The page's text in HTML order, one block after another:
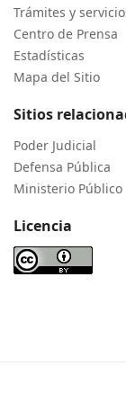
Trámites y
Centro de Prensa
Estadísticas
Mapa del Sitio
Sitios
Poder Judicial
Defensa Pública
Ministerio Público
Licencia